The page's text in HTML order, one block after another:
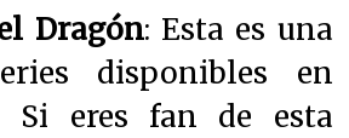
Dragón: Esta es una
disponibles en
Si eres fan de esta